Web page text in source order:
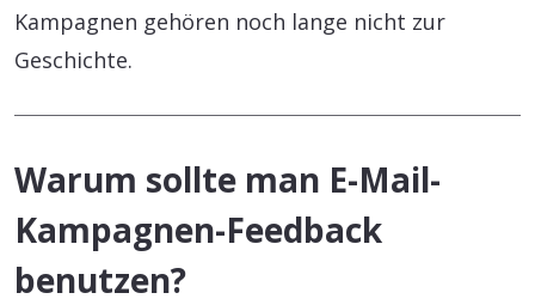
Kampagnen gehören noch lange nicht zur
Geschichte.
Warum sollte man E-Mail-
Kampagnen-Feedback
benutzen?